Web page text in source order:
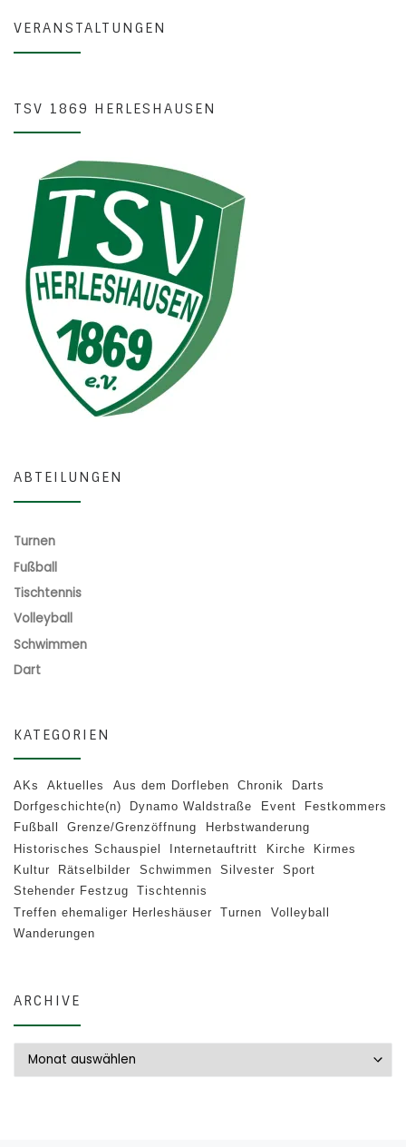
VERANSTALTUNGEN
TSV 1869 HERLESHAUSEN
ABTEILUNGEN
Turnen
Fußball
Tischtennis
Volleyball
Schwimmen
Dart
KATEGORIEN
AKs Aktuelles Aus dem Dorfleben Chronik
Darts
Dorfgeschichte(n)
Dynamo Waldstraße Event
Festkommers
Fußball
Grenze/Grenzöffnung
Herbstwanderung
Historisches Schauspiel
Internetauftritt Kirche
Kirmes
Kultur
Rätselbilder Schwimmen Silvester
Sport
Stehender Festzug
Tischtennis
Treffen ehemaliger Herleshäuser
Turnen
Volleyball
Wanderungen
ARCHIVE